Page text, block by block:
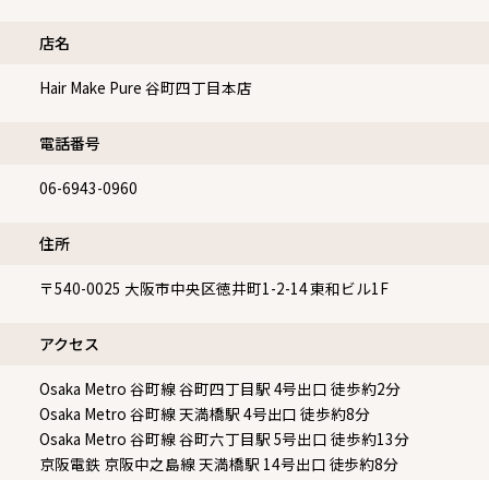
店名
Hair Make Pure 谷町四丁目本店
電話番号
06-6943-0960
住所
〒540-0025 大阪市中央区徳井町1-2-14 東和ビル1F
アクセス
Osaka Metro 谷町線 谷町四丁目駅 4号出口 徒歩約2分
Osaka Metro 谷町線 天満橋駅 4号出口 徒歩約8分
Osaka Metro 谷町線 谷町六丁目駅 5号出口 徒歩約13分
京阪電鉄 京阪中之島線 天満橋駅 14号出口 徒歩約8分